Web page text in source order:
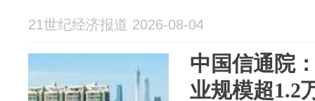
21世纪经济报道 2026-08-04
中国信通院
业规模超1.2